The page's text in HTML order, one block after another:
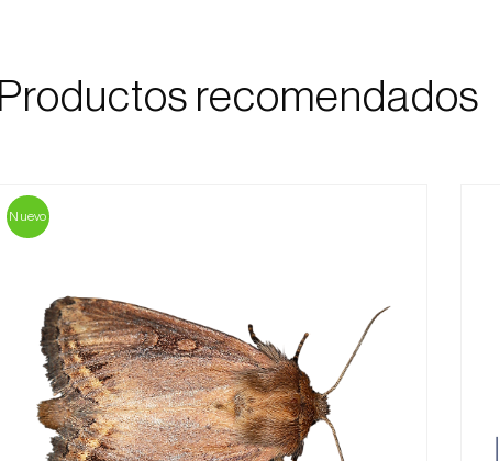
Productos recomendados
Nuevo